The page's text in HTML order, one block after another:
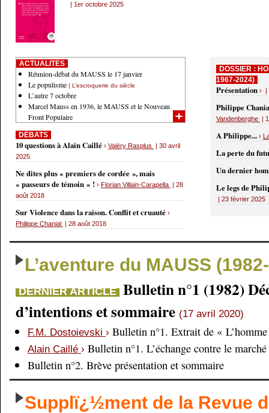
| 1er octobre 2025
DOSSIER :
1967-2024)
Présentation › |
Philippe
Vandenberghe |
A Philippe... ›
La perte du
Un dernier
Le legs de
| 23 février 2025
ACTUALITÉS
Réunion-débat du MAUSS le 17 janvier
Le populisme | L’escroquerie du siècle
L’autre 7 octobre
Marcel Mauss en 1936, le MAUSS et le Nouveau
Front Populaire
DÉBATS
10 questions à Alain Caillé › Valéry Rasplus
| 30 avril
2025
Ne dites plus « premiers de cordée », mais
« passeurs de témoin » ! › Florian Villain-Carapella | 28
août 2018
Sur Violence dans la raison. Conflit et cruauté ›
Philippe Chanial | 28 août 2018
L’aventure du MAUSS
DERNIER ARTICLE Bulletin n°1 (1982)
d’intentions et sommaire (17 avril 2020)
F.M. Dostoievski › Bulletin n°1. Extrait de «
Alain Caillé › Bulletin n°1. L’échange contre le marché
Bulletin n°2. Brève présentation et sommaire
Supplï¿½ment de la Revue